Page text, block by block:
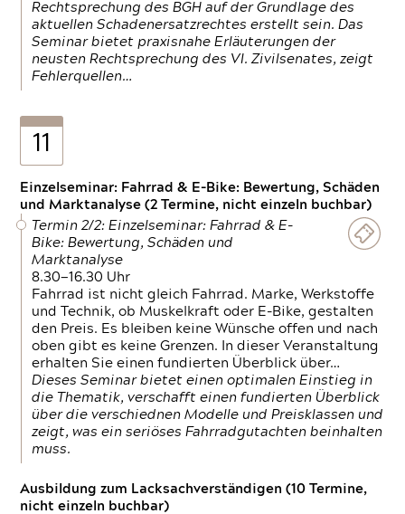
Rechtsprechung des BGH auf der Grundlage des
aktuellen Schadenersatzrechtes erstellt sein. Das
Seminar bietet praxisnahe Erläuterungen der
neusten Rechtsprechung des VI. Zivilsenates, zeigt
Fehlerquellen…
11
Einzelseminar: Fahrrad & E-Bike: Bewertung, Schäden
und Marktanalyse (2 Termine, nicht einzeln buchbar)
Termin 2/2: Einzelseminar: Fahrrad & E-
Bike: Bewertung, Schäden und
Marktanalyse
8.30—16.30 Uhr
Fahrrad ist nicht gleich Fahrrad. Marke, Werkstoffe
und Technik, ob Muskelkraft oder E-Bike, gestalten
den Preis. Es bleiben keine Wünsche offen und nach
oben gibt es keine Grenzen. In dieser Veranstaltung
erhalten Sie einen fundierten Überblick über…
Dieses Seminar bietet einen optimalen Einstieg in
die Thematik, verschafft einen fundierten Überblick
über die verschiednen Modelle und Preisklassen und
zeigt, was ein seriöses Fahrradgutachten beinhalten
muss.
Ausbildung zum Lacksachverständigen (10 Termine,
nicht einzeln buchbar)